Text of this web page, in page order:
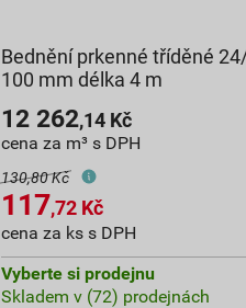
Bednění prkenné tříděné
100 mm délka 4 m
12 262,14 Kč
cena za m³ s DPH
130,80 Kč
117,72 Kč
cena za ks s DPH
Vyberte si prodejnu
Skladem v (72) prodejnách